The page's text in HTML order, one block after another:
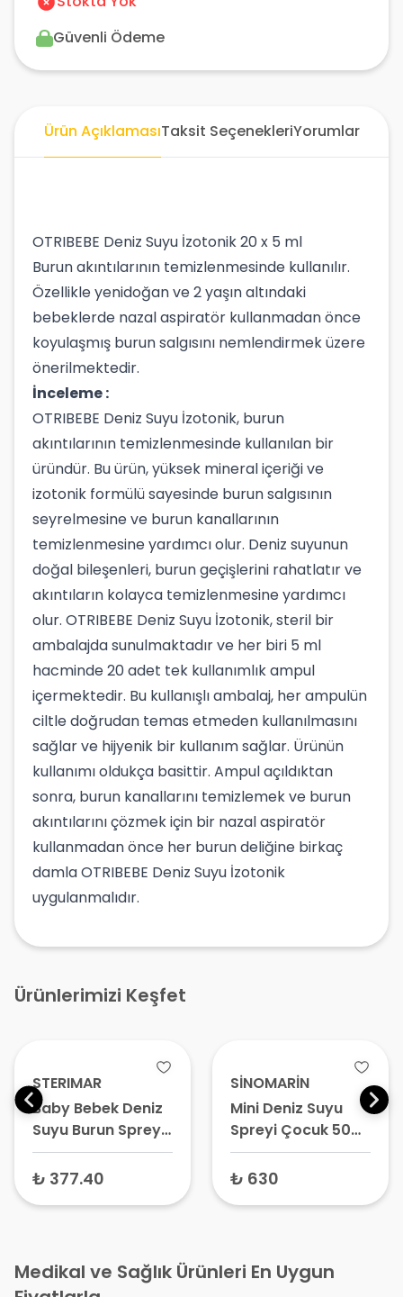
Güvenli Ödeme
Ürün AçıklamasıTaksit SeçenekleriYorumlar
OTRIBEBE Deniz Suyu İzotonik 20 x 5 ml
Burun akıntılarının temizlenmesinde kullanılır.
Özellikle yenidoğan ve 2 yaşın altındaki
bebeklerde nazal aspiratör kullanmadan önce
koyulaşmış burun salgısını nemlendirmek üzere
önerilmektedir.
İnceleme :
OTRIBEBE Deniz Suyu İzotonik, burun
akıntılarının temizlenmesinde kullanılan bir
üründür. Bu ürün, yüksek mineral içeriği ve
izotonik formülü sayesinde burun salgısının
seyrelmesine ve burun kanallarının
temizlenmesine yardımcı olur. Deniz suyunun
doğal bileşenleri, burun geçişlerini rahatlatır ve
akıntıların kolayca temizlenmesine yardımcı
olur. OTRIBEBE Deniz Suyu İzotonik, steril bir
ambalajda sunulmaktadır ve her biri 5 ml
hacminde 20 adet tek kullanımlık ampul
içermektedir. Bu kullanışlı ambalaj, her ampulün
ciltle doğrudan temas etmeden kullanılmasını
sağlar ve hijyenik bir kullanım sağlar. Ürünün
kullanımı oldukça basittir. Ampul açıldıktan
sonra, burun kanallarını temizlemek ve burun
akıntılarını çözmek için bir nazal aspiratör
kullanmadan önce her burun deliğine birkaç
damla OTRIBEBE Deniz Suyu İzotonik
uygulanmalıdır.
Ürünlerimizi Keşfet
STERIMAR
Baby Bebek Deniz
Suyu Burun Spreyi
50 ml
₺ 377.40
SİNOMARİN
Mini Deniz Suyu
Spreyi Çocuk 50
ml
₺ 630
Medikal ve Sağlık Ürünleri En Uygun